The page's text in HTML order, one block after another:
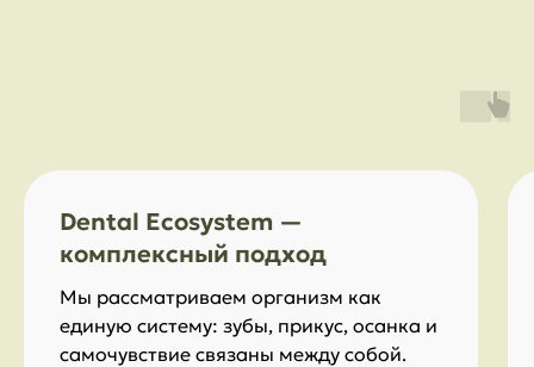
Dental Ecosystem —
комплексный подход
Мы рассматриваем организм как
единую систему: зубы, прикус, осанка и
самочувствие связаны между собой.